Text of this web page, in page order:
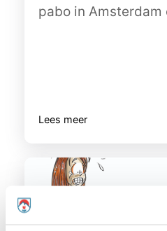
pabo in Amsterdam
Lees meer